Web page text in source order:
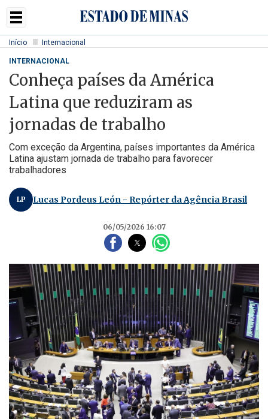
Início Internacional
INTERNACIONAL
Conheça países da América
Latina que reduziram as
jornadas de trabalho
Com exceção da Argentina, países importantes da América
Latina ajustam jornada de trabalho para favorecer
trabalhadores
LP Lucas Pordeus León - Repórter da Agência Brasil
06/05/2026 16:07